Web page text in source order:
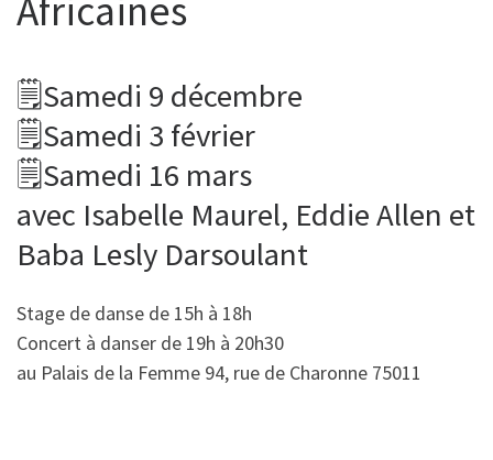
🗒Samedi 9 décembre
🗒Samedi 3 février
🗒Samedi 16 mars
avec Isabelle Maurel, Eddie Allen et
Baba Lesly Darsoulant
Stage de danse de 15h à 18h
Concert à danser de 19h à 20h30
au Palais de la Femme 94, rue de Charonne 75011